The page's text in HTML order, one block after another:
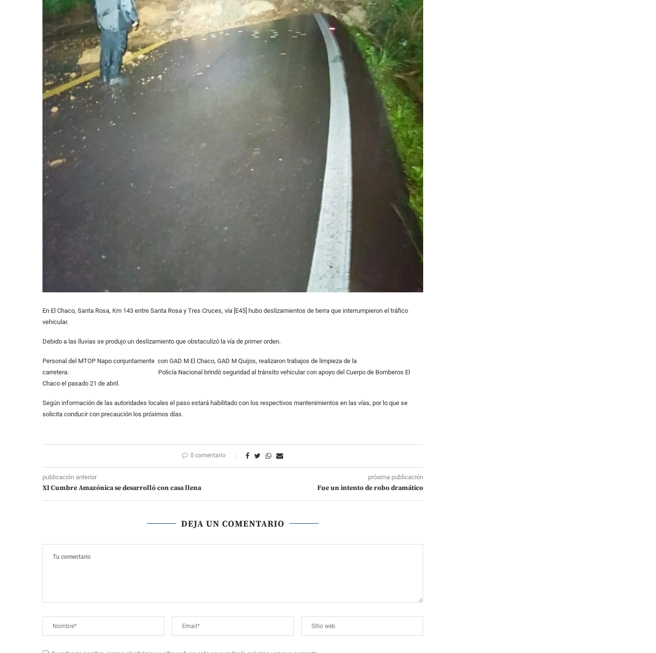
En El Chaco, Santa Rosa, Km 143 entre Santa Rosa y Tres Cruces, vía [E45] hubo deslizamientos de tierra que interrumpieron el tráfico
vehicular.
Debido a las lluvias se produjo un deslizamiento que obstaculizó la vía de primer orden.
Personal del MTOP Napo conjuntamente con GAD M El Chaco, GAD M Quijos, realizaron trabajos de limpieza de la
carretera. Policía Nacional brindó seguridad al tránsito vehicular con apoyo del Cuerpo de Bomberos El
Chaco el pasado 21 de abril.
Según información de las autoridades locales el paso estará habilitado con los respectivos mantenimientos en las vías, por lo que se
solicita conducir con precaución los próximos días.
0 comentario
publicación anterior
XI Cumbre Amazónica se desarrolló con casa llena
próxima publicación
Fue un intento de robo dramático
DEJA UN COMENTARIO